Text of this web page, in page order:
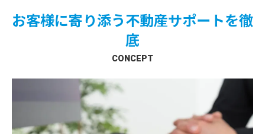
お客様に寄り添う不動産サポートを徹
底
CONCEPT